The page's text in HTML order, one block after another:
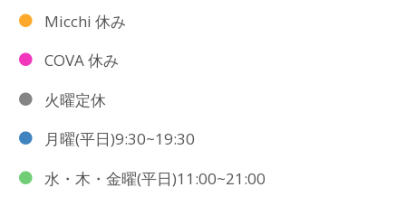
Micchi 休み
COVA 休み
火曜定休
月曜(平日)9:30~19:30
水・木・金曜(平日)11:00~21:00